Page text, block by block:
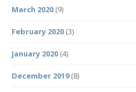
March 2020 (9)
February 2020 (3)
January 2020 (4)
December 2019(8)